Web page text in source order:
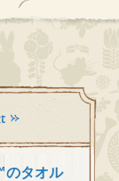
のタオル